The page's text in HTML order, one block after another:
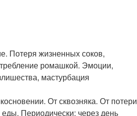
Потеря жизненных соков,
ромашкой. Эмоции,
мастурбация
От сквозняка. От потери
Периодически: через день